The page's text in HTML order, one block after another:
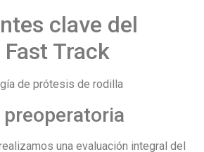
clave del
Track
una evaluación integral del